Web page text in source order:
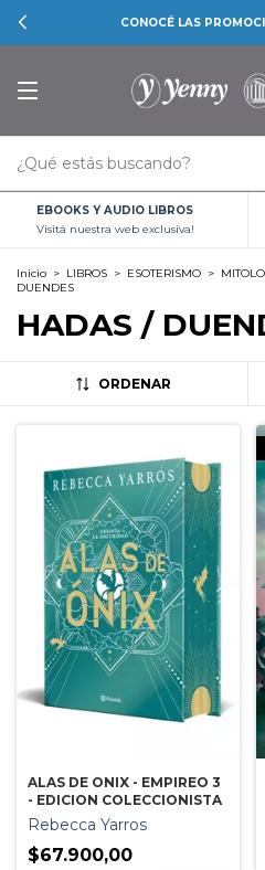
CONOCÉ LAS
EBOOKS Y AUDIO LIBROS
Visitá nuestra web exclusiva!
Inicio > LIBROS > ESOTERISMO >
DUENDES
HADAS /
ORDENAR
ALAS DE ONIX - EMPIREO 3
- EDICION COLECCIONISTA
Rebecca Yarros
$67.900,00